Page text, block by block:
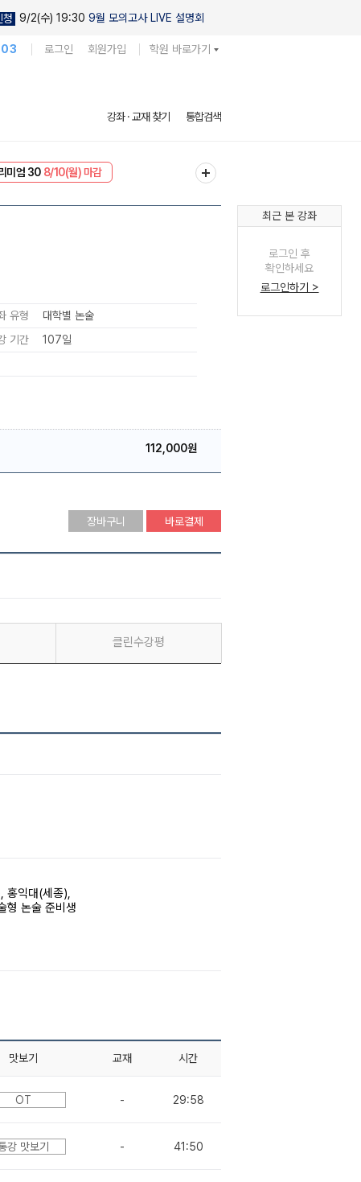
청 9/2(수) 19:30 9월 모의고사 LIVE 설명회
로그인 회원가입 학원 바로가기
강좌 · 교재 찾기 통합검색
미엄 30 8/10(월) 마감
유형
대학별 논술
기간
107일
112,000원
장바구니 바로결제
클린수강평
홍익대(세종),
형 논술 준비생
맛보기 교재 시간
OT - 29:58
강 맛보기 - 41:50
최근 본 강좌
로그인 후
확인하세요
로그인하기 >